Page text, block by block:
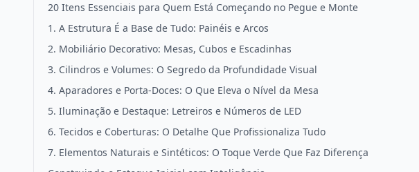
20 Itens Essenciais para Quem Está Começando no Pegue e Monte
1. A Estrutura É a Base de Tudo: Painéis e Arcos
2. Mobiliário Decorativo: Mesas, Cubos e Escadinhas
3. Cilindros e Volumes: O Segredo da Profundidade Visual
4. Aparadores e Porta-Doces: O Que Eleva o Nível da Mesa
5. Iluminação e Destaque: Letreiros e Números de LED
6. Tecidos e Coberturas: O Detalhe Que Profissionaliza Tudo
7. Elementos Naturais e Sintéticos: O Toque Verde Que Faz Diferença